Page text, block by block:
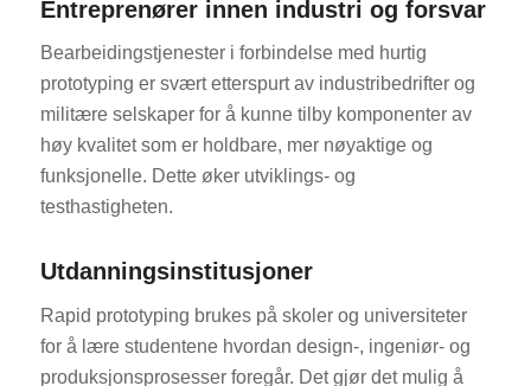
Entreprenører innen industri og forsvar
Bearbeidingstjenester i forbindelse med hurtig
prototyping er svært etterspurt av industribedrifter og
militære selskaper for å kunne tilby komponenter av
høy kvalitet som er holdbare, mer nøyaktige og
funksjonelle. Dette øker utviklings- og
testhastigheten.
Utdanningsinstitusjoner
Rapid prototyping brukes på skoler og universiteter
for å lære studentene hvordan design-, ingeniør- og
produksjonsprosesser foregår. Det gjør det mulig å